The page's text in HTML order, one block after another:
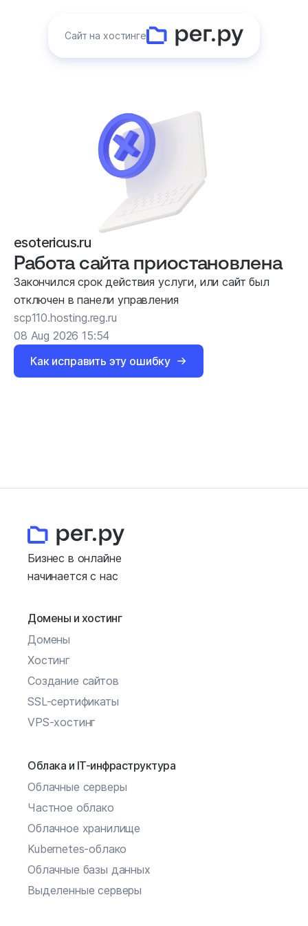
Сайт на хостинге
esotericus.ru
Работа сайта приостановлена
Закончился срок действия услуги, или сайт был
отключен в панели управления
scp110.hosting.reg.ru
08 Aug 2026 15:54
Как исправить эту ошибку
Бизнес в онлайне
начинается с нас
Домены и хостинг
Домены
Хостинг
Создание сайтов
SSL-сертификаты
VPS-хостинг
Облака и IT-инфраструктура
Облачные серверы
Частное облако
Облачное хранилище
Kubernetes-облако
Облачные базы данных
Выделенные серверы